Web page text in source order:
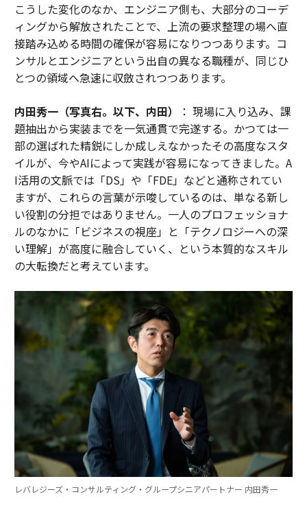
こうした変化のなか、エンジニア側も、大部分のコーデ
ィングから解放されたことで、上流の要求整理の場へ直
接踏み込める時間の確保が容易になりつつあります。コ
ンサルとエンジニアという出自の異なる職種が、同じひ
とつの領域へ急速に収斂されつつあります。
内田秀一（写真右。以下、内田）
： 現場に入り込み、課
題抽出から実装までを一気通貫で完遂する。かつては一
部の選ばれた精鋭にしか成しえなかったその高度なスタ
イルが、今やAIによって実践が容易になってきました。A
I活用の文脈では「DS」や「FDE」などと通称されてい
ますが、これらの言葉が示唆しているのは、単なる新し
い役割の分担ではありません。一人のプロフェッショナ
ルのなかに「ビジネスの視座」と「テクノロジーへの深
い理解」が高度に融合していく、という本質的なスキル
の大転換だと考えています。
レバレジーズ・コンサルティング・グループシニアパートナー 内田秀一